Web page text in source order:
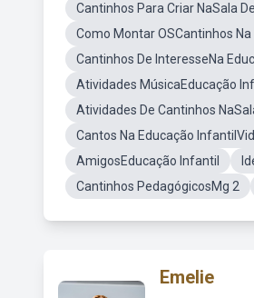
Cantinhos Para Criar NaSala
Como Montar OSCantinhos
Cantinhos De InteresseNa
Atividades MúsicaEducação
Atividades De Cantinhos
Cantos Na Educação
AmigosEducação Infantil
Cantinhos PedagógicosMg 2
Emelie